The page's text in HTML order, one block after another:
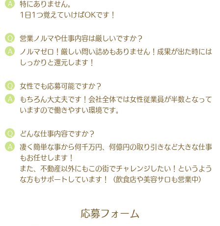
A
特にありません。
1日1つ覚えていけばOKです！
Q 営業ノルマや仕事内容は厳しいですか？
A
ノルマゼロ！厳しい問い詰めもありません！成果が出た時には
しっかりと還元します！
Q 女性でも応募可能ですか？
A
もちろん大丈夫です！会社全体では女性従業員が半数となって
いますので働きやすい環境です。
Q どんな仕事内容ですか？
A
凄く簡単な事から何千万円、何億円の取り引きなど大きな仕事
もお任せします！
また、不動産以外にもこの街でチャレンジしたい！というよう
な方もサポートしています！（飲食店や美容サロも営業中）
応募フォーム